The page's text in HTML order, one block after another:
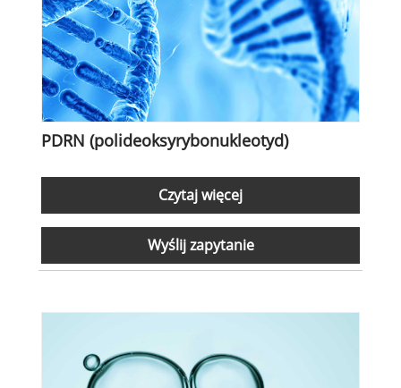
PDRN (polideoksyrybonukleotyd)
Czytaj więcej
Wyślij zapytanie